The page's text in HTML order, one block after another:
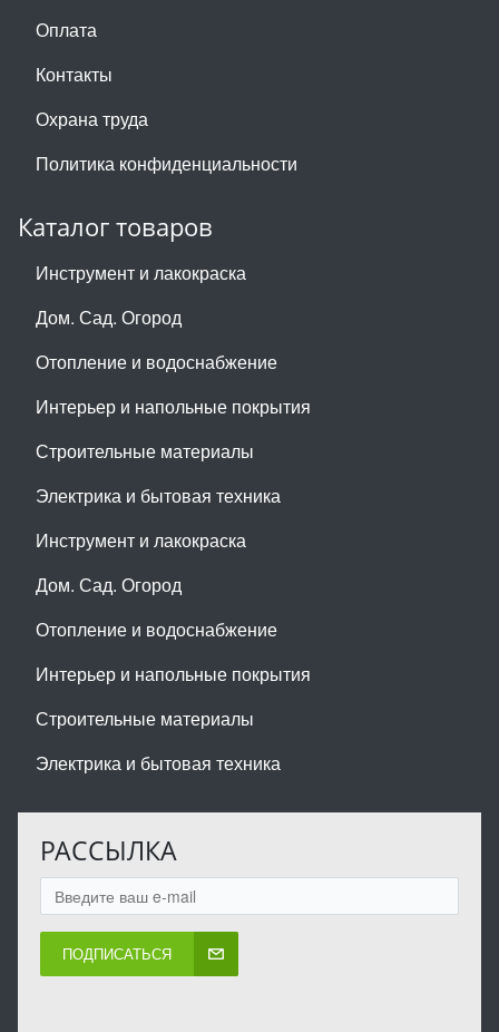
Оплата
Контакты
Охрана труда
Политика конфиденциальности
Каталог товаров
Инструмент и лакокраска
Дом. Сад. Огород
Отопление и водоснабжение
Интерьер и напольные покрытия
Строительные материалы
Электрика и бытовая техника
Инструмент и лакокраска
Дом. Сад. Огород
Отопление и водоснабжение
Интерьер и напольные покрытия
Строительные материалы
Электрика и бытовая техника
РАССЫЛКА
ПОДПИСАТЬСЯ